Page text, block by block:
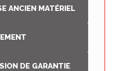
ANCIEN MATÉRIEL
DE GARANTIE